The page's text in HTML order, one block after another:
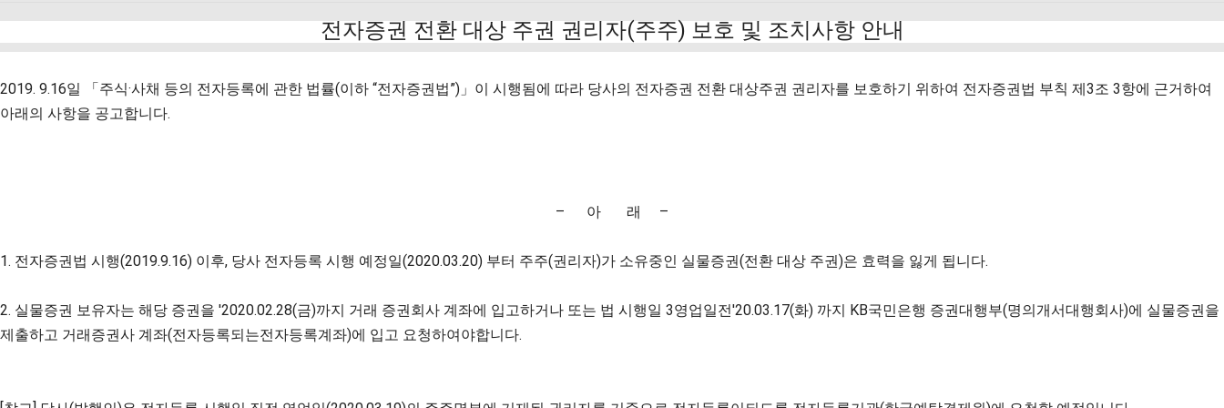
전자증권 전환 대상 주권 권리자(주주) 보호 및 조치사항 안내
2019. 9.16일 「주식·사채 등의 전자등록에 관한 법률(이하 “전자증권법”)」이 시행됨에 따라 당사의 전자증권 전환 대상주권 권리자를 보호하기 위하여 전자증권법 부칙 제3조 3항에 근거하여
아래의 사항을 공고합니다.
– 아 래 –
1. 전자증권법 시행(2019.9.16) 이후, 당사 전자등록 시행 예정일(2020.03.20) 부터 주주(권리자)가 소유중인 실물증권(전환 대상 주권)은 효력을 잃게 됩니다.
2. 실물증권 보유자는 해당 증권을 '2020.02.28(금)까지 거래 증권회사 계좌에 입고하거나 또는 법 시행일 3영업일전'20.03.17(화) 까지 KB국민은행 증권대행부(명의개서대행회사)에 실물증권을
제출하고 거래증권사 계좌(전자등록되는전자등록계좌)에 입고 요청하여야합니다.